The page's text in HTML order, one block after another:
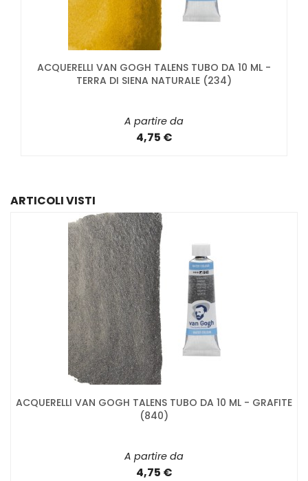
ACQUERELLI VAN GOGH TALENS TUBO DA 10 ML -
TERRA DI SIENA NATURALE (234)
A partire da
4,75 €
ARTICOLI VISTI
ACQUERELLI VAN GOGH TALENS TUBO DA 10 ML - GRAFITE
(840)
A partire da
4,75 €